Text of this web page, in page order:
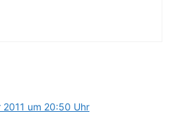
2011 um 20:50 Uhr